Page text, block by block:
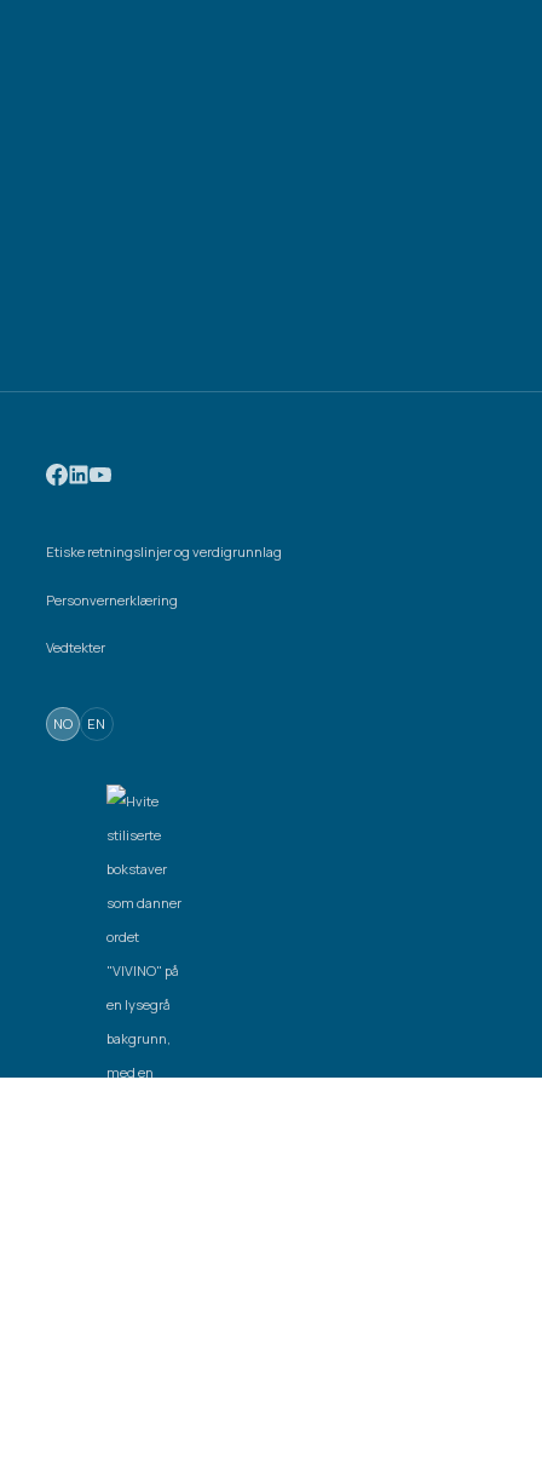
Etiske retningslinjer og verdigrunnlag
Personvernerklæring
Vedtekter
NO EN